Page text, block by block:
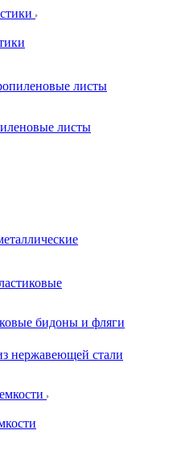
листы
листы
бидоны и фляги
нержавеющей стали